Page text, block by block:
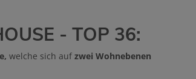
- TOP 36:
welche sich auf zwei Wohnebenen